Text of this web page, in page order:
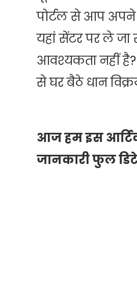
पोर्टल से आप
यहां सेंटर पर ले
आवश्यकता नहीं
से घर बैठे धान
आज हम इस
जानकारी फुल